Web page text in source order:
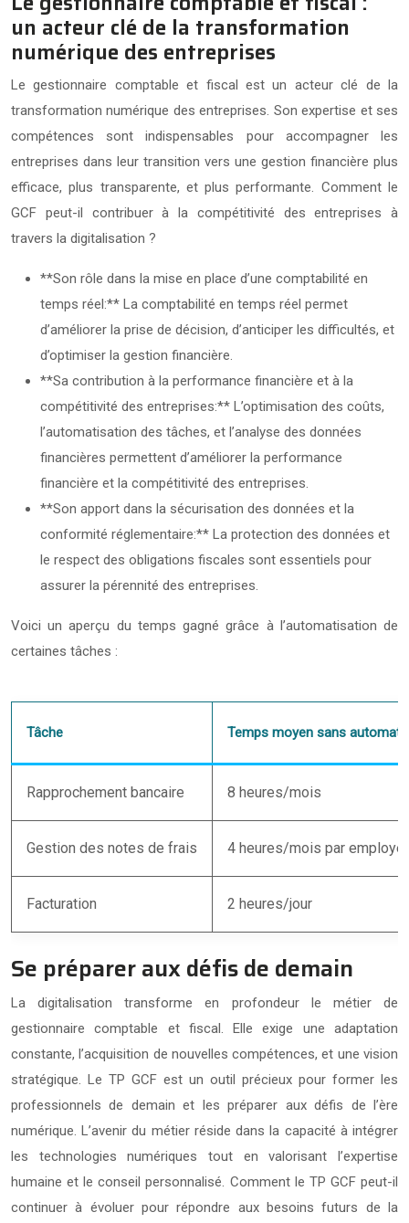
un acteur clé de la transformation
numérique des entreprises
Le gestionnaire comptable et fiscal est un acteur clé de la
transformation numérique des entreprises. Son expertise et ses
compétences sont indispensables pour accompagner les
entreprises dans leur transition vers une gestion financière plus
efficace, plus transparente, et plus performante. Comment le
GCF peut-il contribuer à la compétitivité des entreprises à
travers la digitalisation ?
**Son rôle dans la mise en place d’une comptabilité en
temps réel:** La comptabilité en temps réel permet
d’améliorer la prise de décision, d’anticiper les difficultés, et
d’optimiser la gestion financière.
**Sa contribution à la performance financière et à la
compétitivité des entreprises:** L’optimisation des coûts,
l’automatisation des tâches, et l’analyse des données
financières permettent d’améliorer la performance
financière et la compétitivité des entreprises.
**Son apport dans la sécurisation des données et la
conformité réglementaire:** La protection des données et
le respect des obligations fiscales sont essentiels pour
assurer la pérennité des entreprises.
Voici un aperçu du temps gagné grâce à l’automatisation de
certaines tâches :
Tâche Temps moyen sans
Rapprochement bancaire 8 heures/mois
Gestion des notes de frais 4 heures/mois par employé
Facturation 2 heures/jour
Se préparer aux défis de demain
La digitalisation transforme en profondeur le métier de
gestionnaire comptable et fiscal. Elle exige une adaptation
constante, l’acquisition de nouvelles compétences, et une vision
stratégique. Le TP GCF est un outil précieux pour former les
professionnels de demain et les préparer aux défis de l’ère
numérique. L’avenir du métier réside dans la capacité à intégrer
les technologies numériques tout en valorisant l’expertise
humaine et le conseil personnalisé. Comment le TP GCF peut-il
continuer à évoluer pour répondre aux besoins futurs de la